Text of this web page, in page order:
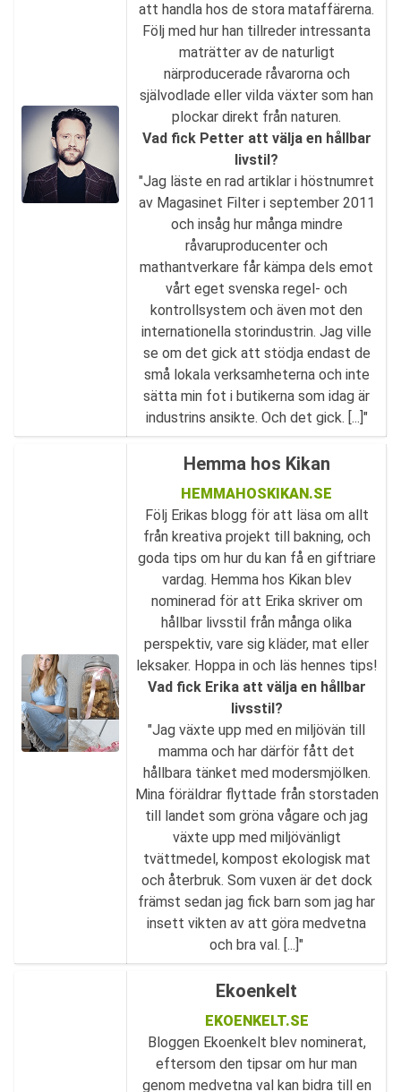
att handla hos de stora mataffärerna.
Följ med hur han tillreder intressanta
maträtter av de naturligt
närproducerade råvarorna och
självodlade eller vilda växter som han
plockar direkt från naturen.
Vad fick Petter att välja en hållbar
livstil?
"Jag läste en rad artiklar i höstnumret
av Magasinet Filter i september 2011
och insåg hur många mindre
råvaruproducenter och
mathantverkare får kämpa dels emot
vårt eget svenska regel- och
kontrollsystem och även mot den
internationella storindustrin. Jag ville
se om det gick att stödja endast de
små lokala verksamheterna och inte
sätta min fot i butikerna som idag är
industrins ansikte. Och det gick. [...]"
Hemma hos Kikan
HEMMAHOSKIKAN.SE
Följ Erikas blogg för att läsa om allt
från kreativa projekt till bakning, och
goda tips om hur du kan få en giftriare
vardag. Hemma hos Kikan blev
nominerad för att Erika skriver om
hållbar livsstil från många olika
perspektiv, vare sig kläder, mat eller
leksaker. Hoppa in och läs hennes tips!
Vad fick Erika att välja en hållbar
livsstil?
"Jag växte upp med en miljövän till
mamma och har därför fått det
hållbara tänket med modersmjölken.
Mina föräldrar flyttade från storstaden
till landet som gröna vågare och jag
växte upp med miljövänligt
tvättmedel, kompost ekologisk mat
och återbruk. Som vuxen är det dock
främst sedan jag fick barn som jag har
insett vikten av att göra medvetna
och bra val. [...]"
Ekoenkelt
EKOENKELT.SE
Bloggen Ekoenkelt blev nominerat,
eftersom den tipsar om hur man
genom medvetna val kan bidra till en